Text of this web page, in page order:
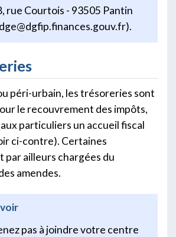
rue Courtois - 93505 Pantin
péri-urbain, les trésoreries sont
le recouvrement des impôts,
particuliers un accueil fiscal
ci-contre). Certaines
par ailleurs chargées du
amendes.
pas à joindre votre centre